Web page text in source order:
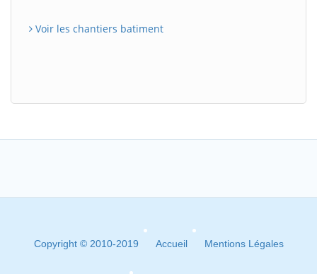
Voir les chantiers batiment
Copyright © 2010-2019 Accueil Mentions Légales